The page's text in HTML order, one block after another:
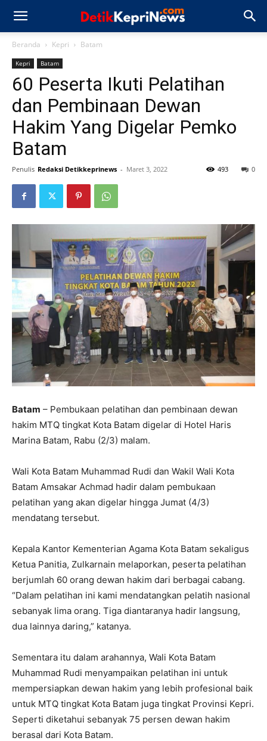
Beranda Kepri Batam
Kepri Batam
60 Peserta Ikuti Pelatihan
dan Pembinaan Dewan
Hakim Yang Digelar Pemko
Batam
Penulis Redaksi Detikkeprinews - Maret 3, 2022 0
493
Batam – Pembukaan pelatihan dan pembinaan dewan
hakim MTQ tingkat Kota Batam digelar di Hotel Haris
Marina Batam, Rabu (2/3) malam.
Wali Kota Batam Muhammad Rudi dan Wakil Wali Kota
Batam Amsakar Achmad hadir dalam pembukaan
pelatihan yang akan digelar hingga Jumat (4/3)
mendatang tersebut.
Kepala Kantor Kementerian Agama Kota Batam sekaligus
Ketua Panitia, Zulkarnain melaporkan, peserta pelatihan
berjumlah 60 orang dewan hakim dari berbagai cabang.
“Dalam pelatihan ini kami mendatangkan pelatih nasional
sebanyak lima orang. Tiga diantaranya hadir langsung,
dua lainnya daring,” katanya.
Sementara itu dalam arahannya, Wali Kota Batam
Muhammad Rudi menyampaikan pelatihan ini untuk
mempersiapkan dewan hakim yang lebih profesional baik
untuk MTQ tingkat Kota Batam juga tingkat Provinsi Kepri.
Seperti diketahui sebanyak 75 persen dewan hakim
berasal dari Kota Batam.